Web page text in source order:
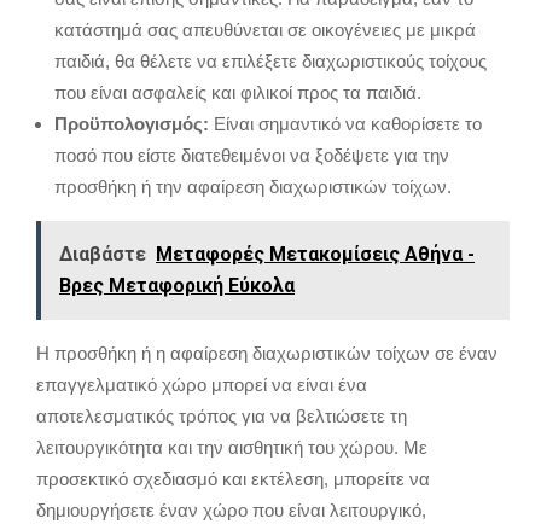
κατάστημά σας απευθύνεται σε οικογένειες με μικρά
παιδιά, θα θέλετε να επιλέξετε διαχωριστικούς τοίχους
που είναι ασφαλείς και φιλικοί προς τα παιδιά.
Προϋπολογισμός: Είναι σημαντικό να καθορίσετε το
ποσό που είστε διατεθειμένοι να ξοδέψετε για την
προσθήκη ή την αφαίρεση διαχωριστικών τοίχων.
Διαβάστε Μεταφορές Μετακομίσεις Αθήνα -
Βρες Μεταφορική Εύκολα
Η προσθήκη ή η αφαίρεση διαχωριστικών τοίχων σε έναν
επαγγελματικό χώρο μπορεί να είναι ένα
αποτελεσματικός τρόπος για να βελτιώσετε τη
λειτουργικότητα και την αισθητική του χώρου. Με
προσεκτικό σχεδιασμό και εκτέλεση, μπορείτε να
δημιουργήσετε έναν χώρο που είναι λειτουργικό,